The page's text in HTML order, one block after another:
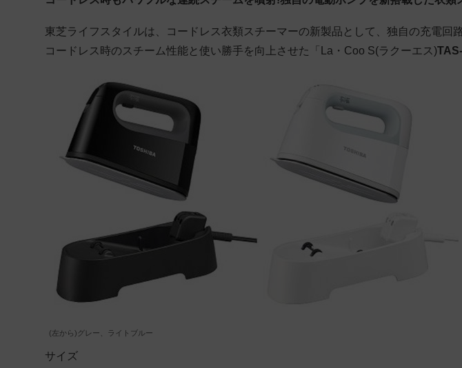
東芝ライフスタイルは、コードレス衣類スチーマーの新製品として、独自の充電回
コードレス時のスチーム性能と使い勝手を向上させた「La・Coo S(ラクーエス)
(左から)グレー、ライトブルー
サイズ